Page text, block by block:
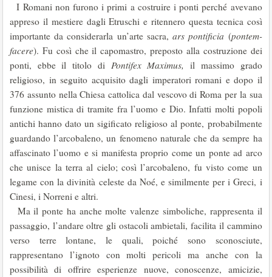
I Romani non furono i primi a costruire i ponti perché avevano
appreso il mestiere dagli Etruschi e ritennero questa tecnica così
importante da considerarla un’arte sacra,ars pontificia (pontem-
facere). Fu così che il capomastro, preposto alla costruzione dei
ponti, ebbe il titolo di Pontifex Maximus, il massimo grado
religioso, in seguito acquisito dagli imperatori romani e dopo il
376 assunto nella Chiesa cattolica dal vescovo di Roma per la sua
funzione mistica di tramite fra l’uomo e Dio. Infatti molti popoli
antichi hanno dato un sigificato religioso al ponte, probabilmente
guardando l’arcobaleno, un fenomeno naturale che da sempre ha
affascinato l’uomo e si manifesta proprio come un ponte ad arco
che unisce la terra al cielo; così l’arcobaleno, fu visto come un
legame con la divinità celeste da Noé, e similmente per i Greci, i
Cinesi, i Norreni e altri.
Ma il ponte ha anche molte valenze simboliche, rappresenta il
passaggio, l’andare oltre gli ostacoli ambietali, facilita il cammino
verso terre lontane, le quali, poiché sono sconosciute,
rappresentano l’ignoto con molti pericoli ma anche con la
possibilità di offrire esperienze nuove, conoscenze, amicizie,